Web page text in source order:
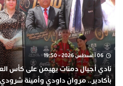
06 أغسطس 2026 - 19:50
نادي أجيال دمنات يهيمن على كأس
بأكادير.. مروان داودي وأمينة شرودي